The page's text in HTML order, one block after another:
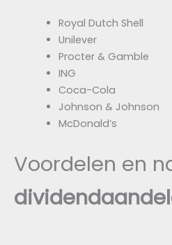
Royal Dutch Shell
Unilever
Procter & Gamble
ING
Coca-Cola
Johnson & Johnson
McDonald’s
Voordelen en